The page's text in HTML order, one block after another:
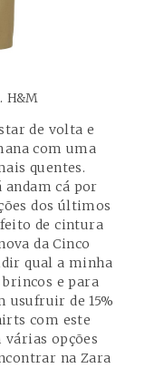
H&M
de volta e
com uma
quentes.
andam cá por
dos últimos
de cintura
da Cinco
qual a minha
e para
usufruir de 15%
com este
várias opções
na Zara